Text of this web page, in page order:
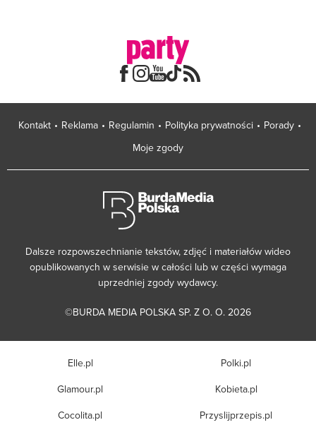
Kontakt Reklama Regulamin Polityka prywatności
Porady
Moje zgody
Dalsze rozpowszechnianie tekstów, zdjęć i materiałów wideo
opublikowanych w serwisie w całości lub w części wymaga
uprzedniej zgody wydawcy.
©BURDA MEDIA POLSKA SP. Z O. O. 2026
Elle.pl
Glamour.pl
Cocolita.pl
Polki.pl
Kobieta.pl
Przyslijprzepis.pl